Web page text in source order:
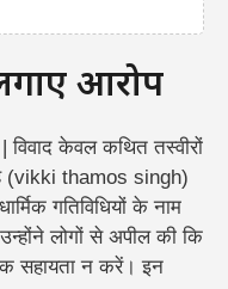
आरोप
| विवाद केवल कथित तस्वीरों
(vikki thamos singh)
गतिविधियों के नाम
लोगों से अपील की कि
सहायता न करें।इन